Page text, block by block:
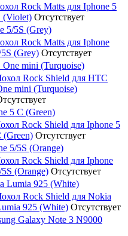
Rock Matts для Iphone 5
(Violet) Отсутствует
5/5S (Grey)
Rock Matts для Iphone
5S (Grey) Отсутствует
mini (Turquoise)
Rock Shield для HTC
mini (Turquoise)
5 C (Green)
Rock Shield для Iphone 5
(Green) Отсутствует
5/5S (Orange)
Rock Shield для Iphone
5S (Orange) Отсутствует
Lumia 925 (White)
Rock Shield для Nokia
925 (White) Отсутствует
Galaxy Note 3 N9000